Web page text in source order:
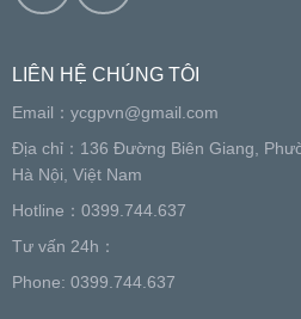
LIÊN HỆ CHÚNG TÔI
Email： ycgpvn@gmail.com
Địa chỉ：136 Đường Biên Giang,
Hà Nội, Việt Nam
Hotline：0399.744.637
Tư vấn 24h：
Phone: 0399.744.637